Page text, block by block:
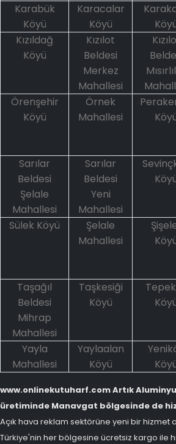
Karabük
Köyü
Karacalar
Köyü
Kızıldağ
Köyü
Kızılot
Beldesi
Merkez
Mahallesi
Örenşehir
Köyü
Örnek
Mahallesi
Sarılar
Beldesi
Şelale
Mahallesi
Sarılar
Beldesi
Yeni
Mahallesi
Sülek Köyü
Şelale
Mahallesi
Taşağıl
Beldesi
Mihrap
Mahallesi
Taşkesiği
Köyü
Yayla
Mahallesi
Yaylaalan
Köyü
www.onlinekutuharf.com Artık
üretiminde Manavgat bölgesinde de
Açık hava reklam sektörüne yeni bir hizmet
Türkiye'nin her bölgesine ücretsiz kargo ile